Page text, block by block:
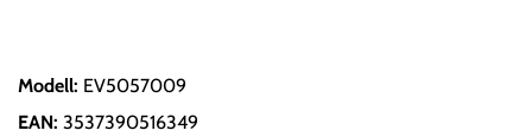
Modell: EV5057009
EAN: 3537390516349